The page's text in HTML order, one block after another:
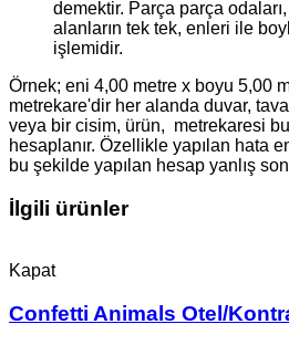
demektir. Parça parça
alanların tek tek, enleri ile
işlemidir.
Örnek; eni 4,00 metre x boyu 5,00
metrekare'dir her alanda duvar,
veya bir cisim, ürün, metrekaresi
hesaplanır. Özellikle yapılan hata
bu şekilde yapılan hesap yanlış
İlgili ürünler
Kapat
Confetti Animals Otel/